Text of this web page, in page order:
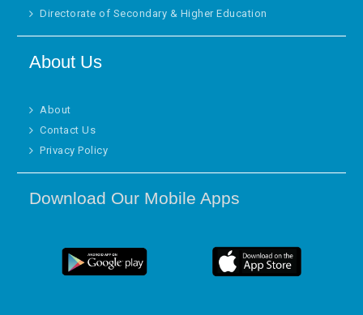
Directorate of Secondary & Higher Education
About Us
About
Contact Us
Privacy Policy
Download Our Mobile Apps